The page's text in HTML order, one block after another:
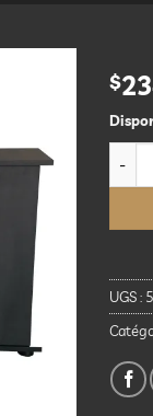
liste
d’envies
$
UGS :